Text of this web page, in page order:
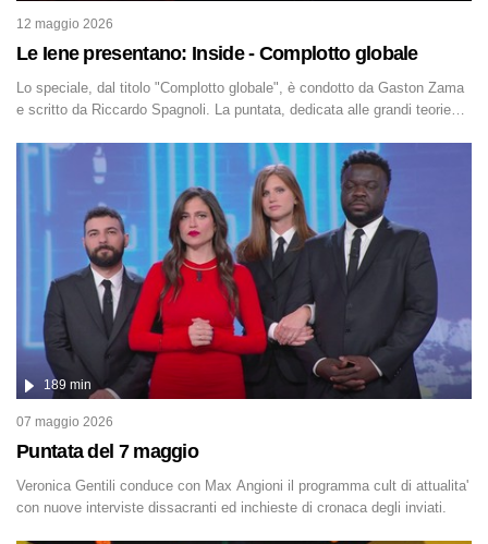
Le Iene presentano: Inside - Complotto globale
12 maggio 2026
Lo speciale, dal titolo "Complotto globale", è condotto da Gaston Zama
e scritto da Riccardo Spagnoli. La puntata, dedicata alle grandi teorie
alternative, dei sospetti globali e del complottismo che negli ultimi anni
hanno invaso social network, talk show, piazze digitali e immaginario
Puntata del 7 maggio
189 min
07 maggio 2026
Veronica Gentili conduce con Max Angioni il programma cult di attualita'
con nuove interviste dissacranti ed inchieste di cronaca degli inviati.